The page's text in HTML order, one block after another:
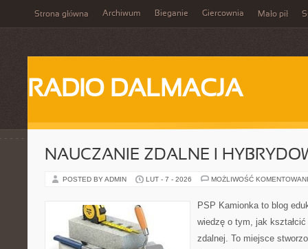
Strona główna Archiwum Bieganie Giercownia Mało pił
RADIO DALMACJA
NAUCZANIE ZDALNE I
POSTED BY ADMIN LUT - 7 - 2026 MOŻLIWOŚĆ
PSP Kamionka to blog
wiedzę o tym, jak
zdalnej. To miejsce